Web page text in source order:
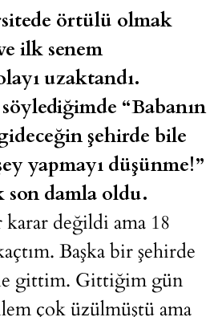
örtülü olmak
ilk senem
uzaktandı.
“Babanın
şehirde bile
yapmayı düşünme!”
son damla oldu.
karar değildi ama 18
Başka bir şehirde
gittim. Gittiğim gün
çok üzülmüştü ama